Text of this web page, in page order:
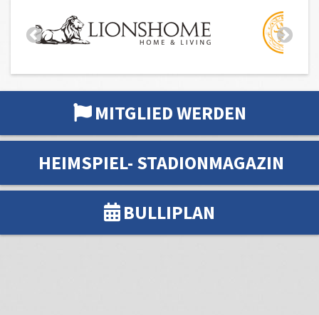
MITGLIED WERDEN
HEIMSPIEL- STADIONMAGAZIN
BULLIPLAN